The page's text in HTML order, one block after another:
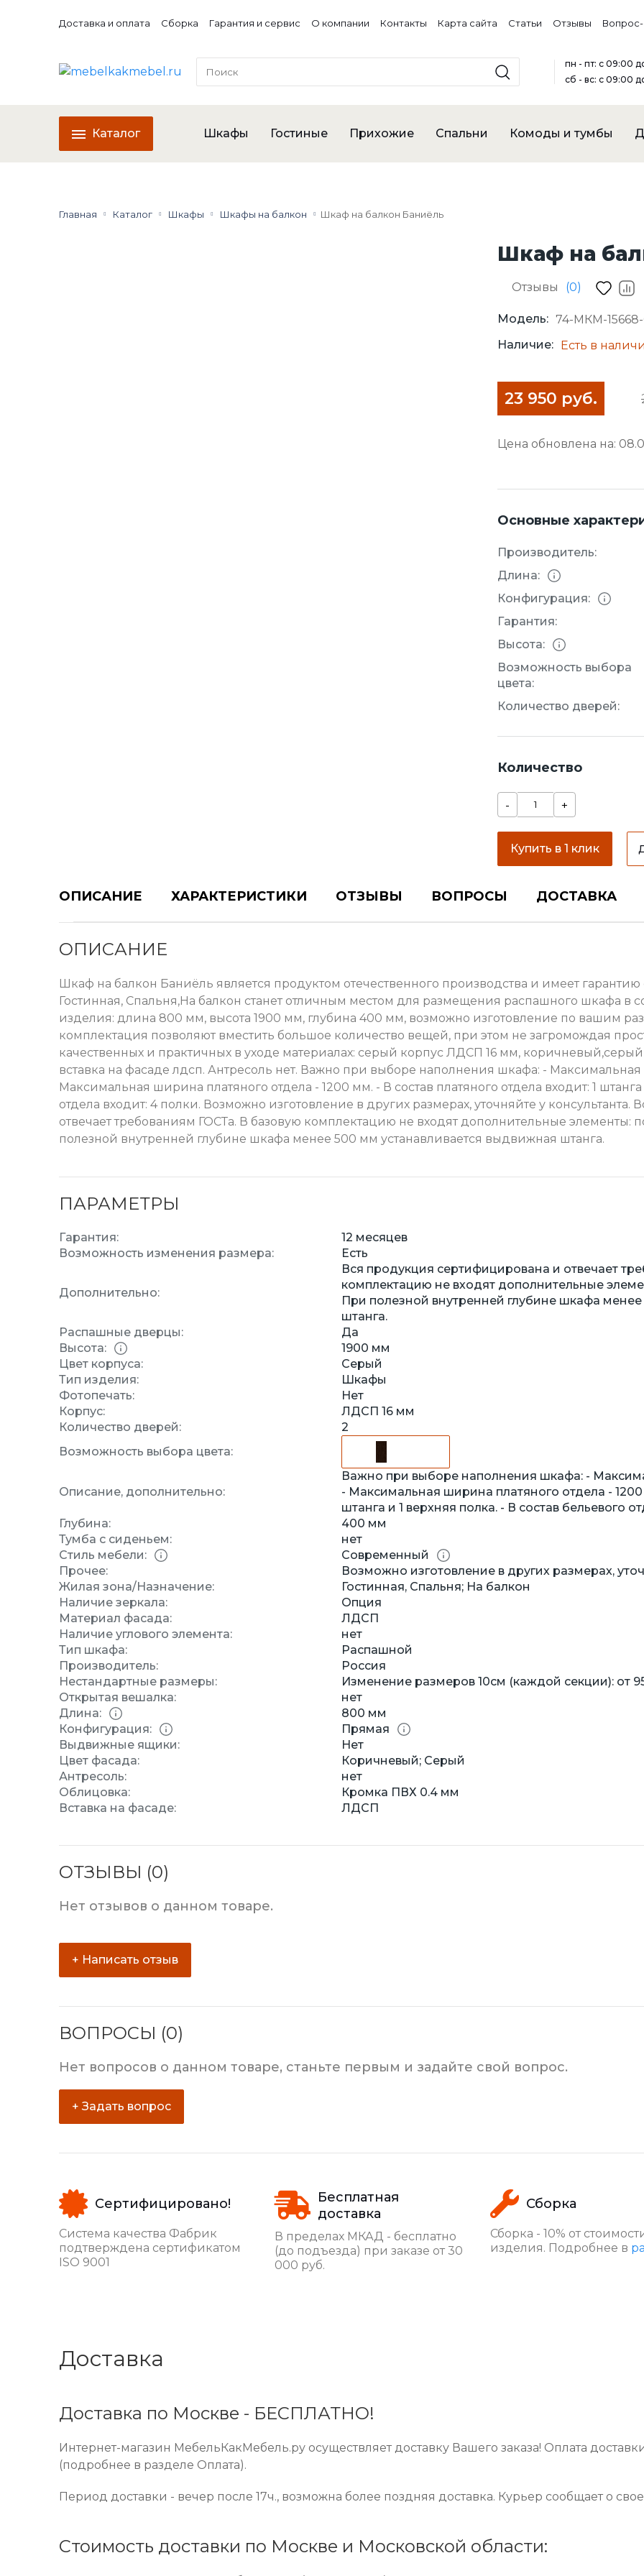
Доставка и оплата Сборка Гарантия и сервис О компании Контакты Карта сайта Статьи Отзывы
пн - пт: с 09:00
сб - вс: с 09:00
Каталог Шкафы Гостиные Прихожие Спальни Комоды и тумбы
Главная Каталог Шкафы Шкафы на балкон Шкаф на балкон Баниёль
Шкаф на
Отзывы (0)
Модель: 74-МКМ-
Наличие: Есть в
23 950 руб.
Цена обновлена на:
Основные
Производитель:
Длина:
Конфигурация:
Гарантия:
Высота:
Возможность выбора
цвета:
Количество дверей:
Количество
- +
Купить в 1 клик
ОПИСАНИЕ ХАРАКТЕРИСТИКИ ОТЗЫВЫ ВОПРОСЫ ДОСТАВКА
ОПИСАНИЕ
Шкаф на балкон Баниёль является продуктом отечественного производства и имеет
Гостинная, Спальня,На балкон станет отличным местом для размещения распашного шкафа в
изделия: длина 800 мм, высота 1900 мм, глубина 400 мм, возможно изготовление по вашим
комплектация позволяют вместить большое количество вещей, при этом не загромождая
качественных и практичных в уходе материалах: серый корпус ЛДСП 16 мм,
вставка на фасаде лдсп. Антресоль нет. Важно при выборе наполнения шкафа: -
Максимальная ширина платяного отдела - 1200 мм. - В состав платяного отдела входит: 1
отдела входит: 4 полки. Возможно изготовление в других размерах, уточняйте у
отвечает требованиям ГОСТа. В базовую комплектацию не входят дополнительные элементы:
полезной внутренней глубине шкафа менее 500 мм устанавливается выдвижная штанга.
ПАРАМЕТРЫ
Гарантия:
12 месяцев
Возможность изменения размера:
Есть
Дополнительно:
Вся продукция сертифицирована и отвечает
комплектацию не входят дополнительные
При полезной внутренней глубине шкафа
штанга.
Распашные дверцы:
Да
Высота:
1900 мм
Цвет корпуса:
Серый
Тип изделия:
Шкафы
Фотопечать:
Нет
Корпус:
ЛДСП 16 мм
Количество дверей:
2
Возможность выбора цвета:
Описание, дополнительно:
Важно при выборе наполнения шкафа: -
- Максимальная ширина платяного отдела - 1200
штанга и 1 верхняя полка. - В состав бельевого
Глубина:
400 мм
Тумба с сиденьем:
нет
Стиль мебели:
Современный
Прочее:
Возможно изготовление в других размерах,
Жилая зона/Назначение:
Гостинная, Спальня; На балкон
Наличие зеркала:
Опция
Материал фасада:
ЛДСП
Наличие углового элемента:
нет
Тип шкафа:
Распашной
Производитель:
Россия
Нестандартные размеры:
Изменение размеров 10см (каждой секции): от
Открытая вешалка:
нет
Длина:
800 мм
Конфигурация:
Прямая
Выдвижные ящики:
Нет
Цвет фасада:
Коричневый; Серый
Антресоль:
нет
Облицовка:
Кромка ПВХ 0.4 мм
Вставка на фасаде:
ЛДСП
ОТЗЫВЫ (0)
Нет отзывов о данном товаре.
+ Написать отзыв
ВОПРОСЫ (0)
Нет вопросов о данном товаре, станьте первым и задайте свой вопрос.
+ Задать вопрос
Сертифицировано!
Система качества Фабрик
подтверждена сертификатом
ISO 9001
Бесплатная
доставка
В пределах МКАД - бесплатно
(до подъезда) при заказе от 30
000 руб.
Сборка
Сборка - 10% от
изделия. Подробнее в
Доставка
Доставка по Москве - БЕСПЛАТНО!
Интернет-магазин МебельКакМебель.ру осуществляет доставку Вашего заказа! Оплата
(подробнее в разделе Оплата).
Период доставки - вечер после 17ч., возможна более поздняя доставка. Курьер сообщает о
Стоимость доставки по Москве и Московской области: